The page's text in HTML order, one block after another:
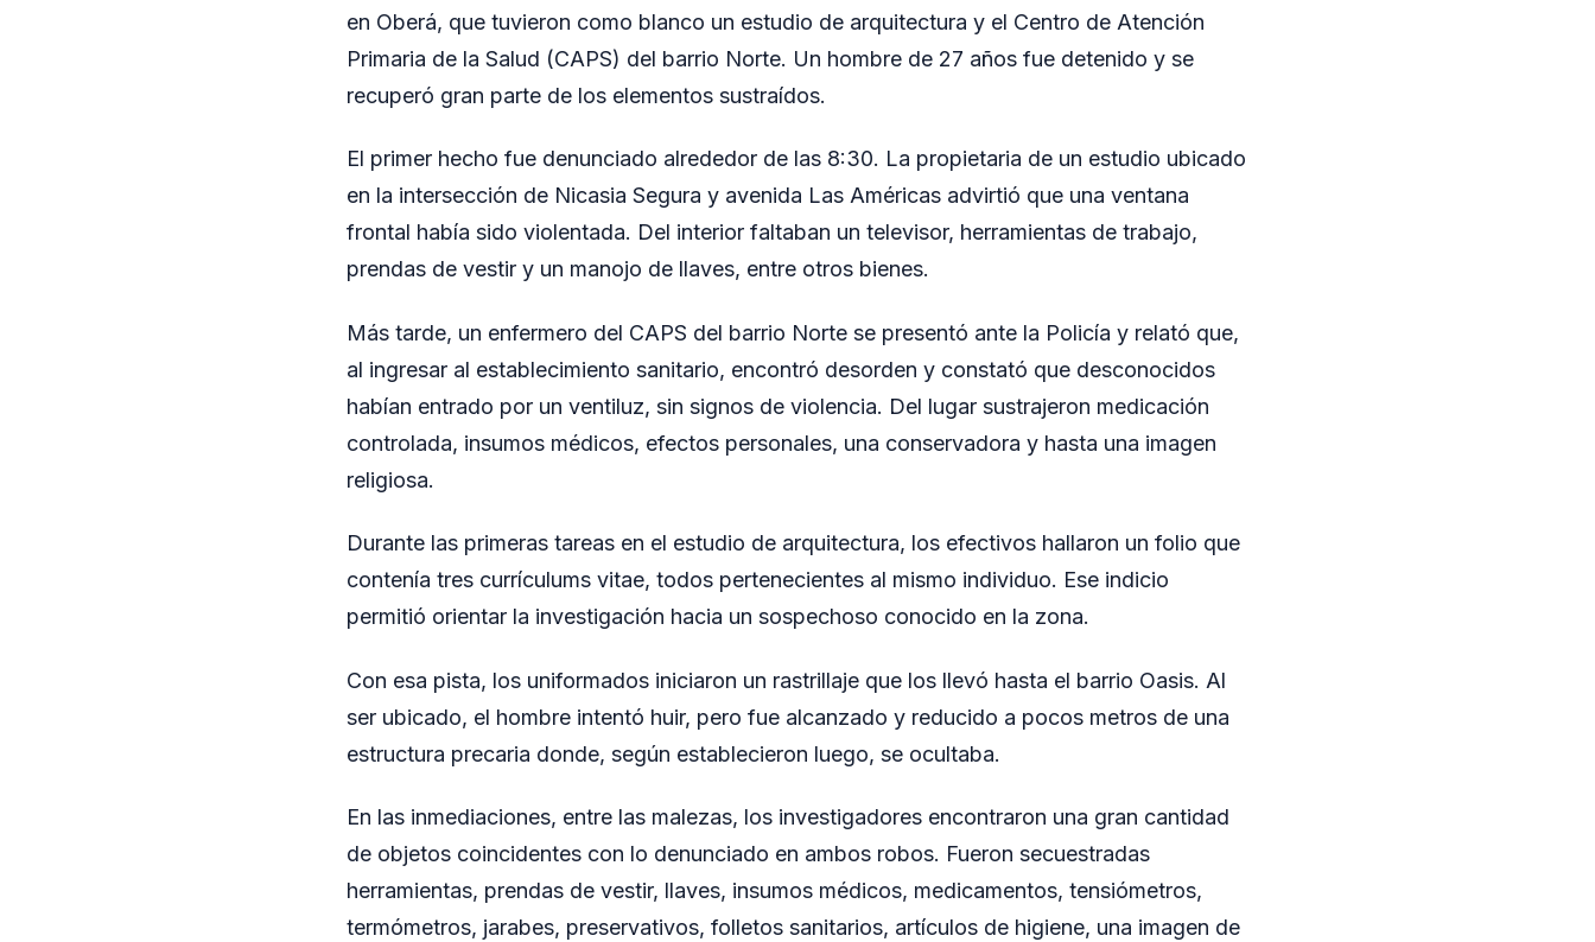
en Oberá, que tuvieron como blanco un estudio de arquitectura y el Centro de Atención
Primaria de la Salud (CAPS) del barrio Norte. Un hombre de 27 años fue detenido y se
recuperó gran parte de los elementos sustraídos.
El primer hecho fue denunciado alrededor de las 8:30. La propietaria de un estudio ubicado
en la intersección de Nicasia Segura y avenida Las Américas advirtió que una ventana
frontal había sido violentada. Del interior faltaban un televisor, herramientas de trabajo,
prendas de vestir y un manojo de llaves, entre otros bienes.
Más tarde, un enfermero del CAPS del barrio Norte se presentó ante la Policía y relató que,
al ingresar al establecimiento sanitario, encontró desorden y constató que desconocidos
habían entrado por un ventiluz, sin signos de violencia. Del lugar sustrajeron medicación
controlada, insumos médicos, efectos personales, una conservadora y hasta una imagen
religiosa.
Durante las primeras tareas en el estudio de arquitectura, los efectivos hallaron un folio que
contenía tres currículums vitae, todos pertenecientes al mismo individuo. Ese indicio
permitió orientar la investigación hacia un sospechoso conocido en la zona.
Con esa pista, los uniformados iniciaron un rastrillaje que los llevó hasta el barrio Oasis. Al
ser ubicado, el hombre intentó huir, pero fue alcanzado y reducido a pocos metros de una
estructura precaria donde, según establecieron luego, se ocultaba.
En las inmediaciones, entre las malezas, los investigadores encontraron una gran cantidad
de objetos coincidentes con lo denunciado en ambos robos. Fueron secuestradas
herramientas, prendas de vestir, llaves, insumos médicos, medicamentos, tensiómetros,
termómetros, jarabes, preservativos, folletos sanitarios, artículos de higiene, una imagen de